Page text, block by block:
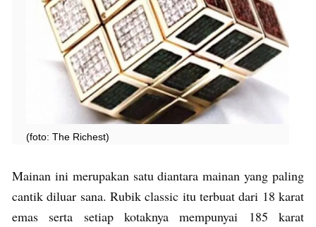
(foto: The Richest)
Mainan ini merupakan satu diantara mainan yang paling
cantik diluar sana. Rubik classic itu terbuat dari 18 karat
emas serta setiap kotaknya mempunyai 185 karat